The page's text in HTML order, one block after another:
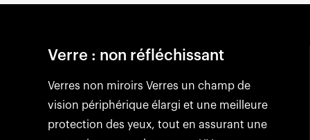
Verre : non réfléchissant
Verres non miroirs Verres un champ de
vision périphérique élargi et une meilleure
protection des yeux, tout en assurant une